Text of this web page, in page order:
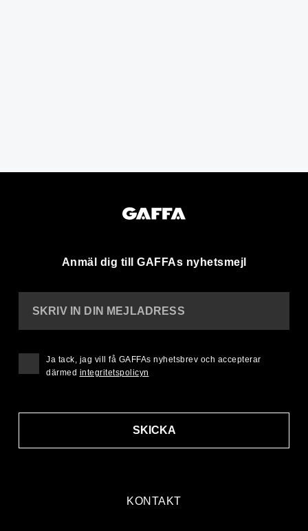
Anmäl dig till GAFFAs nyhetsmejl
KONTAKT
SKRIV IN DIN MEJLADRESS
SKICKA
Ja tack, jag vill få GAFFAs nyhetsbrev och accepterar
därmed integritetspolicyn